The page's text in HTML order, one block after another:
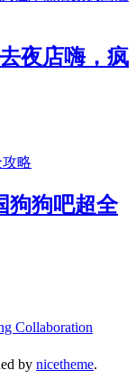
夜店嗨，疯
狗狗吧超全
Collaboration
by nicetheme.